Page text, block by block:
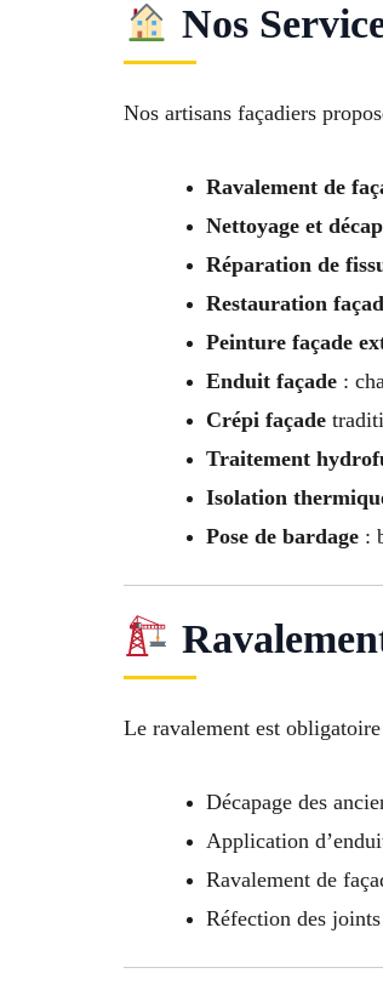
Nos
Nos artisans façadiers
Ravalement de
Nettoyage et
Réparation de
Restauration
Peinture façade
Enduit façade :
Crépi façade
Traitement
Isolation
Pose de bardage :
Le ravalement est
Décapage des
Application
Ravalement de
Réfection des